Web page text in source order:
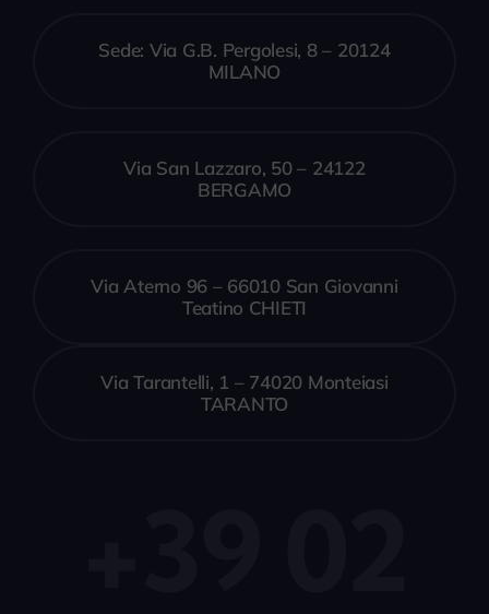
Sede: Via G.B. Pergolesi, 8 – 20124
MILANO
Via San Lazzaro, 50 – 24122
BERGAMO
Via Aterno 96 – 66010 San Giovanni
Teatino CHIETI
Via Tarantelli, 1 – 74020 Monteiasi
TARANTO